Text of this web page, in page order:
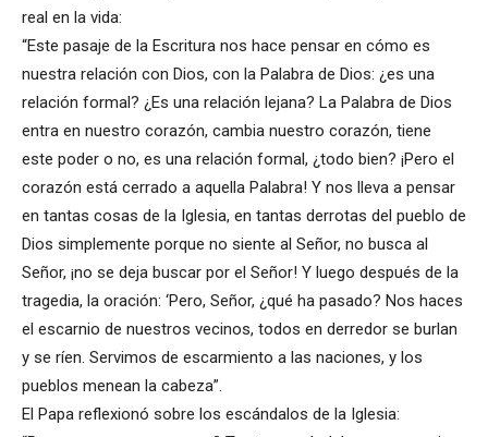
real en la vida:
“Este pasaje de la Escritura nos hace pensar en cómo es
nuestra relación con Dios, con la Palabra de Dios: ¿es una
relación formal? ¿Es una relación lejana? La Palabra de Dios
entra en nuestro corazón, cambia nuestro corazón, tiene
este poder o no, es una relación formal, ¿todo bien? ¡Pero el
corazón está cerrado a aquella Palabra! Y nos lleva a pensar
en tantas cosas de la Iglesia, en tantas derrotas del pueblo de
Dios simplemente porque no siente al Señor, no busca al
Señor, ¡no se deja buscar por el Señor! Y luego después de la
tragedia, la oración: ‘Pero, Señor, ¿qué ha pasado? Nos haces
el escarnio de nuestros vecinos, todos en derredor se burlan
y se ríen. Servimos de escarmiento a las naciones, y los
pueblos menean la cabeza”.
El Papa reflexionó sobre los escándalos de la Iglesia: